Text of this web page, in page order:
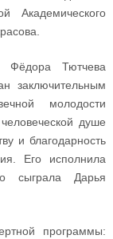
Академического
Фёдора Тютчева
заключительным
молодости
душе
и благодарность
Его исполнила
сыграла Дарья
программы: